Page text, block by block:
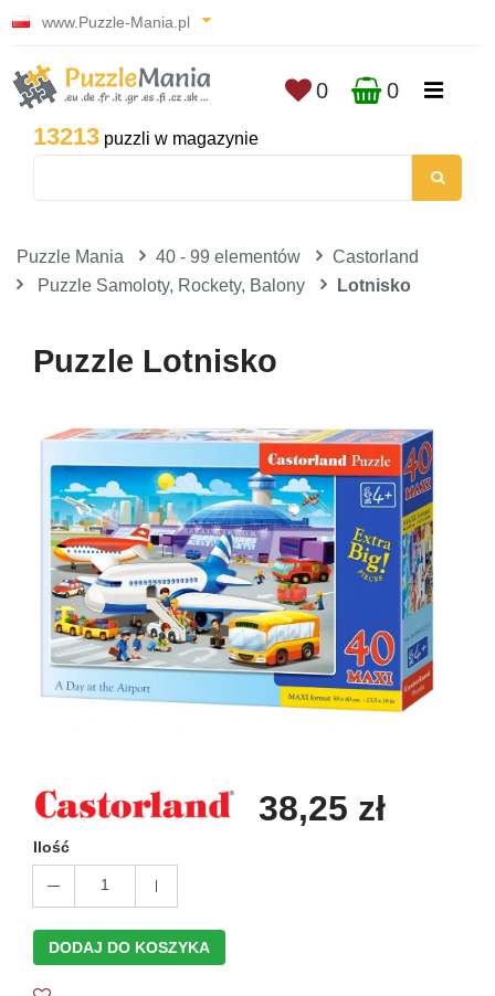
www.Puzzle-Mania.pl
13213 puzzli w magazynie
0 0
Puzzle Mania 40 - 99 elementów
Castorland
Puzzle Samoloty, Rockety, Balony
Lotnisko
Puzzle Lotnisko
38,25 zł
Ilość
1
DODAJ DO KOSZYKA